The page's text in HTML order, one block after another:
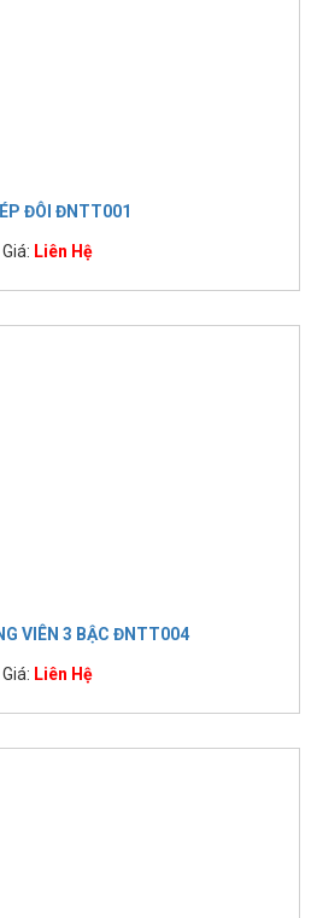
ĐÔI ĐNTT001
Giá: Liên Hệ
VIÊN 3 BẬC ĐNTT004
Giá: Liên Hệ